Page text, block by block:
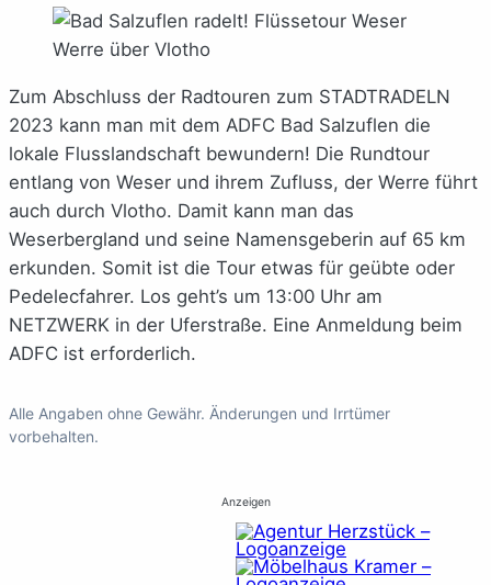
Zum Abschluss der Radtouren zum STADTRADELN
2023 kann man mit dem ADFC Bad Salzuflen die
lokale Flusslandschaft bewundern! Die Rundtour
entlang von Weser und ihrem Zufluss, der Werre führt
auch durch Vlotho. Damit kann man das
Weserbergland und seine Namensgeberin auf 65 km
erkunden. Somit ist die Tour etwas für geübte oder
Pedelecfahrer. Los geht’s um 13:00 Uhr am
NETZWERK in der Uferstraße. Eine Anmeldung beim
ADFC ist erforderlich.
Alle Angaben ohne Gewähr. Änderungen und Irrtümer
vorbehalten.
Anzeigen